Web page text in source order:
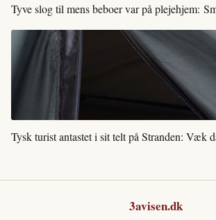
Tyve slog til mens beboer var på plejehjem:
Tysk turist antastet i sit telt på Stranden: Væk
3avisen.dk